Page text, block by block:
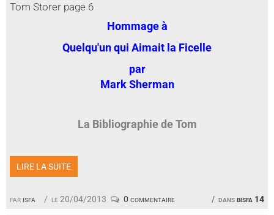
Tom Storer page 6
par isfa le 20/04/2013 dansbisfa 14
0 commentaire
Hommage à
Quelqu'un qui Aimait la Ficelle
par
Mark Sherman
La Bibliographie de Tom
LIRE LA SUITE